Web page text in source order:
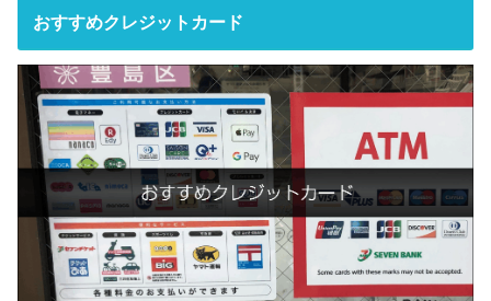
おすすめクレジットカード